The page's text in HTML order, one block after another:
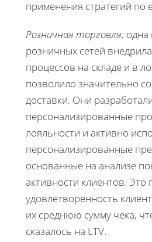
применения стратегий по
Розничная торговля: одна
розничных сетей
процессов на складе и в
позволило значительно
доставки. Они
персонализированные
лояльности и активно
персонализированные
основанные на анализе
активности клиентов. Это
удовлетворенность
их среднюю сумму чека,
сказалось на LTV.